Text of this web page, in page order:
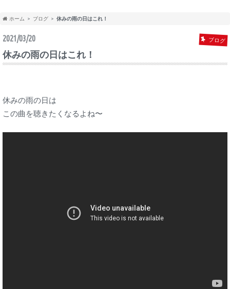
ホーム ブログ 休みの雨の日はこれ！
2021/03/20 ブログ
休みの雨の日はこれ！
休みの雨の日は
この曲を聴きたくなるよね〜